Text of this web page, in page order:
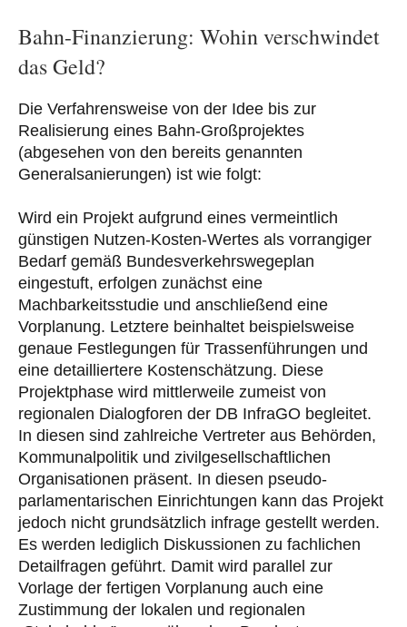
Bahn-Finanzierung: Wohin verschwindet
das Geld?
Die Verfahrensweise von der Idee bis zur
Realisierung eines Bahn-Großprojektes
(abgesehen von den bereits genannten
Generalsanierungen) ist wie folgt:
Wird ein Projekt aufgrund eines vermeintlich
günstigen Nutzen-Kosten-Wertes als vorrangiger
Bedarf gemäß Bundesverkehrswegeplan
eingestuft, erfolgen zunächst eine
Machbarkeitsstudie und anschließend eine
Vorplanung. Letztere beinhaltet beispielsweise
genaue Festlegungen für Trassenführungen und
eine detailliertere Kostenschätzung. Diese
Projektphase wird mittlerweile zumeist von
regionalen Dialogforen der DB InfraGO begleitet.
In diesen sind zahlreiche Vertreter aus Behörden,
Kommunalpolitik und zivilgesellschaftlichen
Organisationen präsent. In diesen pseudo-
parlamentarischen Einrichtungen kann das Projekt
jedoch nicht grundsätzlich infrage gestellt werden.
Es werden lediglich Diskussionen zu fachlichen
Detailfragen geführt. Damit wird parallel zur
Vorlage der fertigen Vorplanung auch eine
Zustimmung der lokalen und regionalen